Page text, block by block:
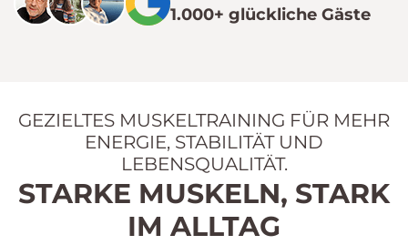
1.000+ glückliche Gäste
STARKE MUSKELN, STARK
IM ALLTAG
GEZIELTES MUSKELTRAINING FÜR MEHR
ENERGIE, STABILITÄT UND
LEBENSQUALITÄT.